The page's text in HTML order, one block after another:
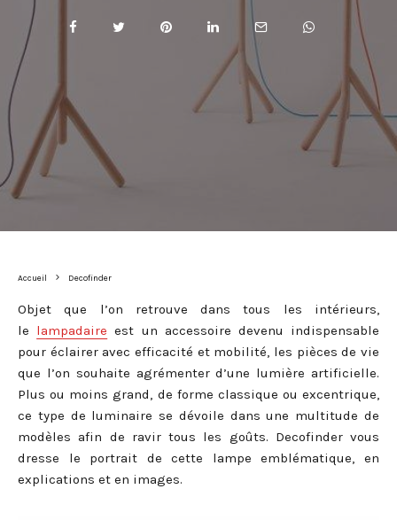
Accueil Decofinder
Objet que l’on retrouve dans tous les intérieurs,
le lampadaire est un accessoire devenu indispensable
pour éclairer avec efficacité et mobilité, les pièces de vie
que l’on souhaite agrémenter d’une lumière artificielle.
Plus ou moins grand, de forme classique ou excentrique,
ce type de luminaire se dévoile dans une multitude de
modèles afin de ravir tous les goûts. Decofinder vous
dresse le portrait de cette lampe emblématique, en
explications et en images.